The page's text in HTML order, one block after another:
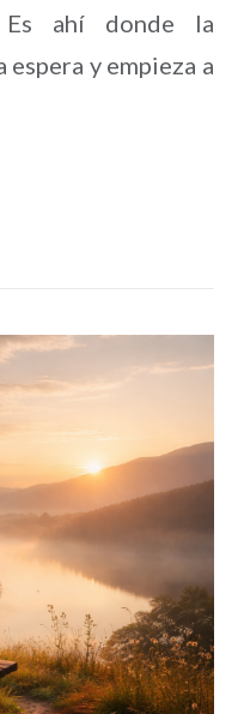
Es ahí donde la
espera y empieza a